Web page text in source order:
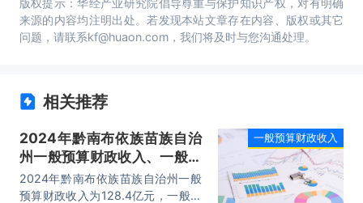
版权提示：华经产业研究院倡导尊重与保护知识产权，对有明确
来源的内容均注明出处。若发现本站文章存在内容、版权或其它
问题，请联系kf@huaon.com，我们将及时与您沟通处理。
相关推荐
2024年黔南布依族苗族自治
州一般预算财政收入、一般预
算财政支出及收支差额情况
2024年黔南布依族苗族自治州一般
预算财政收入为128.4亿元，一般预
一般预算财政收入